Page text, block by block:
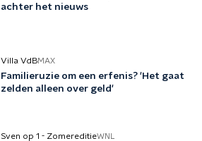
achter het nieuws
Villa VdBMAX
Familieruzie om een erfenis? 'Het gaat
zelden alleen over geld'
Sven op 1 - ZomereditieWNL